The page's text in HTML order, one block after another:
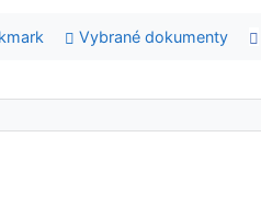
Vybrané dokumenty